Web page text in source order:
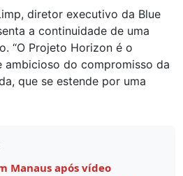
diretor executivo da Blue
a continuidade de uma
“O Projeto Horizon é o
ambicioso do compromisso da
que se estende por uma
Manaus após vídeo